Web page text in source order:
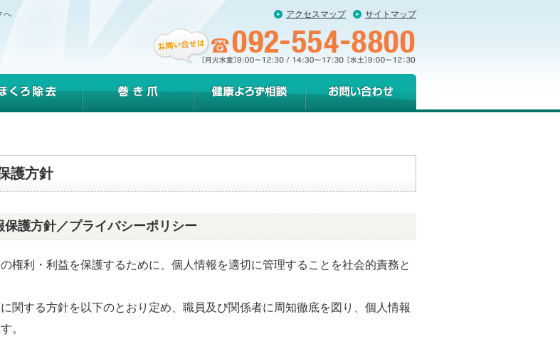
へ サイトマップ
アクセスマップ
護方針
保護方針／プライバシーポリシー
権利・利益を保護するために、個人情報を適切に管理することを社会的責務と
関する方針を以下のとおり定め、職員及び関係者に周知徹底を図り、個人情報
。